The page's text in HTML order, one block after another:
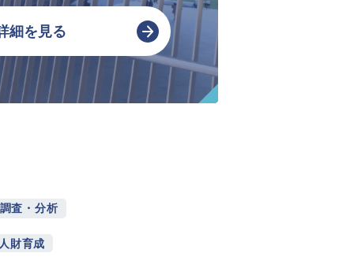
細を見る
調査・分析
人財育成